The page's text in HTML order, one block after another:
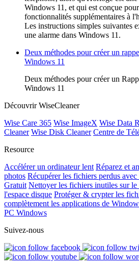
Windows 11, et qui est conçue
fonctionnalités supplémentaires à
Les instructions simples suivantes
une alarme dans Windows 11.
Deux méthodes pour créer un
Windows 11
Deux méthodes pour créer un
Windows 11
Découvrir WiseCleaner
Wise Care 365 Wise ImageX Wise Data
Cleaner Wise Disk Cleaner Centre de
Resource
Accélérer un ordinateur lent Réparez et
photos Récupérer les fichiers perdus
Gratuit Nettoyer les fichiers inutiles sur
l'espace disque Protéger & crypter les
complètement les applications de
PC Windows
Suivez-nous